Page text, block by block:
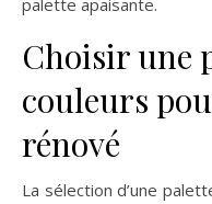
palette apaisante.
Choisir une
couleurs
rénové
La sélection d’une